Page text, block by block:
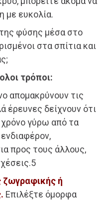
με ευκολία.
φύσης μέσα στο
στα σπίτια και
τρόποι:
απομακρύνουν τις
έρευνες δείχνουν ότι
γύρω από τα
προς τους άλλους,
ζωγραφικής ή
Επιλέξτε όμορφα